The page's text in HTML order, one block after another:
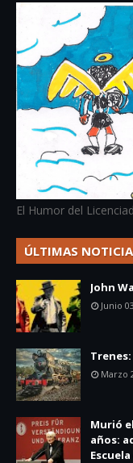
El Humor del
ÚLTIMAS
John
Junio
Marzo
Murió
años: